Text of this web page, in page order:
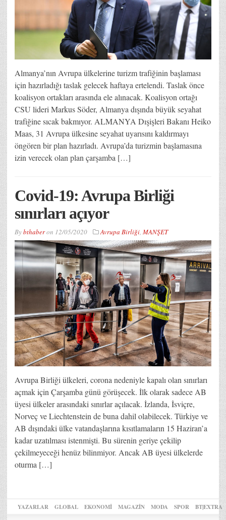
Almanya’nın Avrupa ülkelerine turizm trafiğinin başlaması
için hazırladığı taslak gelecek haftaya ertelendi. Taslak önce
koalisyon ortakları arasında ele alınacak. Koalisyon ortağı
CSU lideri Markus Söder, Almanya dışında büyük seyahat
trafiğine sıcak bakmıyor. ALMANYA Dışişleri Bakanı Heiko
Maas, 31 Avrupa ülkesine seyahat uyarısını kaldırmayı
öngören bir plan hazırladı. Avrupa’da turizmin başlamasına
izin verecek olan plan çarşamba […]
Covid-19: Avrupa Birliği
sınırları açıyor
Bybthaberon 12/05/2020 Avrupa Birliği, MANŞET
Avrupa Birliği ülkeleri, corona nedeniyle kapalı olan sınırları
açmak için Çarşamba günü görüşecek. İlk olarak sadece AB
üyesi ülkeler arasındaki sınırlar açılacak. İzlanda, İsviçre,
Norveç ve Liechtenstein de buna dahil olabilecek. Türkiye ve
AB dışındaki ülke vatandaşlarına kısıtlamaların 15 Haziran’a
kadar uzatılması istenmişti. Bu sürenin geriye çekilip
çekilmeyeceği henüz bilinmiyor. Ancak AB üyesi ülkelerde
oturma […]
YAZARLAR GLOBAL EKONOMİ MAGAZİN MODA SPOR BT|EXTRA